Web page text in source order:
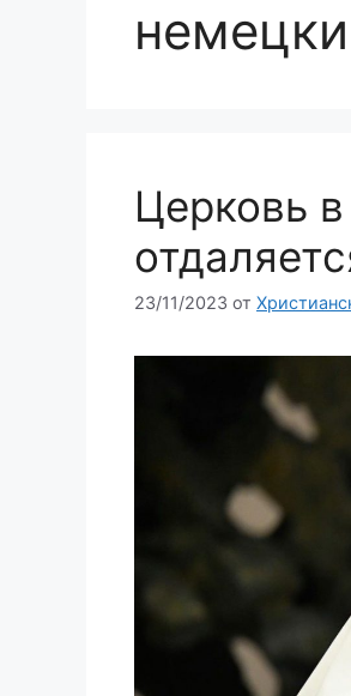
Церковь
23/11/2023 от